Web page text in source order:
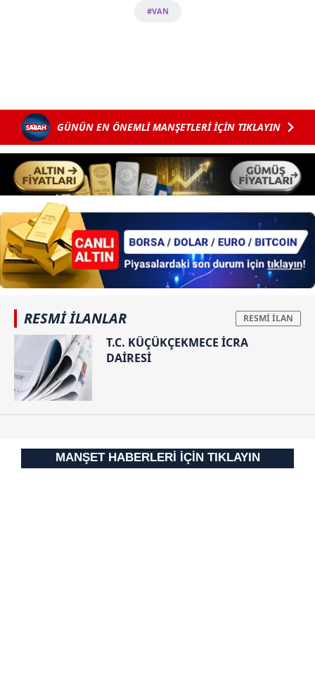
#VAN
GÜNÜN EN ÖNEMLİ MANŞETLERİ İÇİN TIKLAYIN
RESMİ İLANLAR
T.C. KÜÇÜKÇEKMECE İCRA
DAİRESİ
MANŞET HABERLERİ İÇİN TIKLAYIN